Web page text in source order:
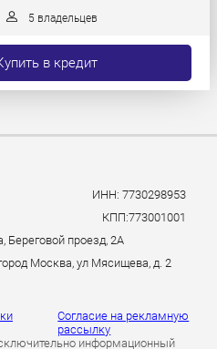
5 владельцев
в кредит
ИНН: 7730298953
КПП:773001001
Береговой проезд, 2А
Москва, ул Мясищева, д. 2
Согласие на рекламную
рассылку
информационный